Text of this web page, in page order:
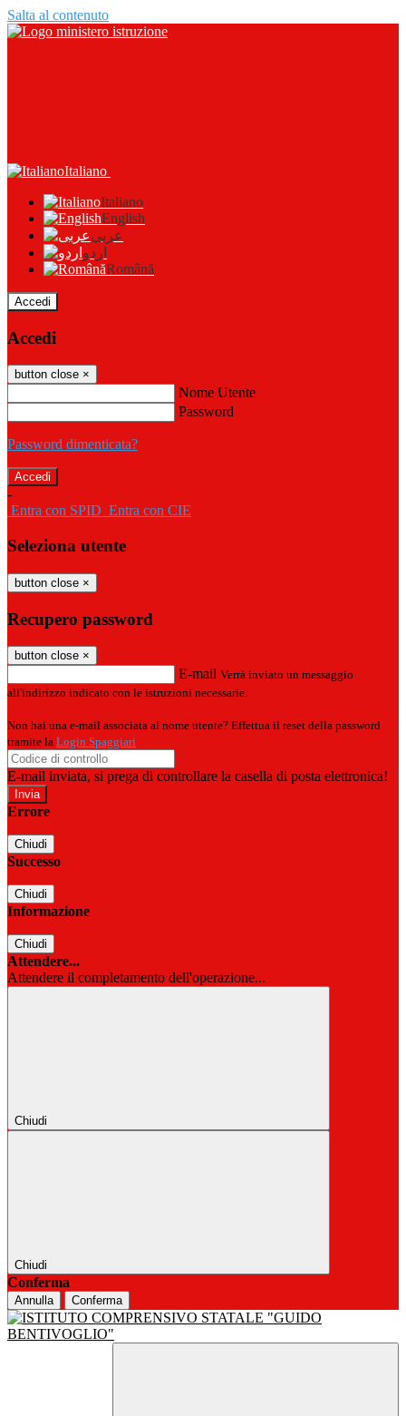
Salta al contenuto
Italiano
Italiano
English
عربى
اردو
Română
Accedi
Accedi
button close ×
Nome Utente
Password
Password dimenticata?
-
Entra con SPID Entra con CIE
Seleziona utente
button close ×
Recupero password
button close ×
E-mail Verrà inviato un messaggio
all'indirizzo indicato con le istruzioni necessarie.
Non hai una e-mail associata al nome utente? Effettua il reset della password
tramite la Login Spaggiari
E-mail inviata, si prega di controllare la casella di posta elettronica!
Errore
Chiudi
Successo
Chiudi
Informazione
Chiudi
Attendere...
Attendere il completamento dell'operazione...
Chiudi
Chiudi
Conferma
Annulla Conferma